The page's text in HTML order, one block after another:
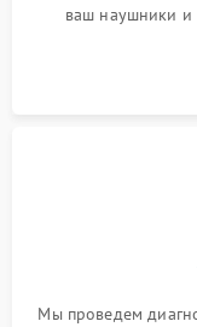
ваш наушники и
Мы проведем